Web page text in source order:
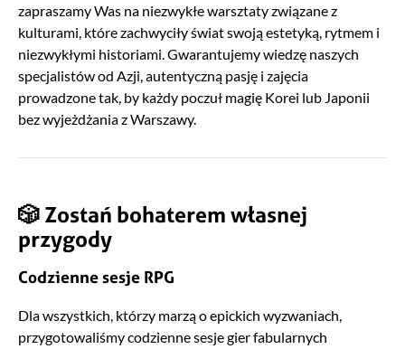
zapraszamy Was na niezwykłe warsztaty związane z
kulturami, które zachwyciły świat swoją estetyką, rytmem i
niezwykłymi historiami. Gwarantujemy wiedzę naszych
specjalistów od Azji, autentyczną pasję i zajęcia
prowadzone tak, by każdy poczuł magię Korei lub Japonii
bez wyjeżdżania z Warszawy.
🎲 Zostań bohaterem własnej
przygody
Codzienne sesje RPG
Dla wszystkich, którzy marzą o epickich wyzwaniach,
przygotowaliśmy codzienne sesje gier fabularnych